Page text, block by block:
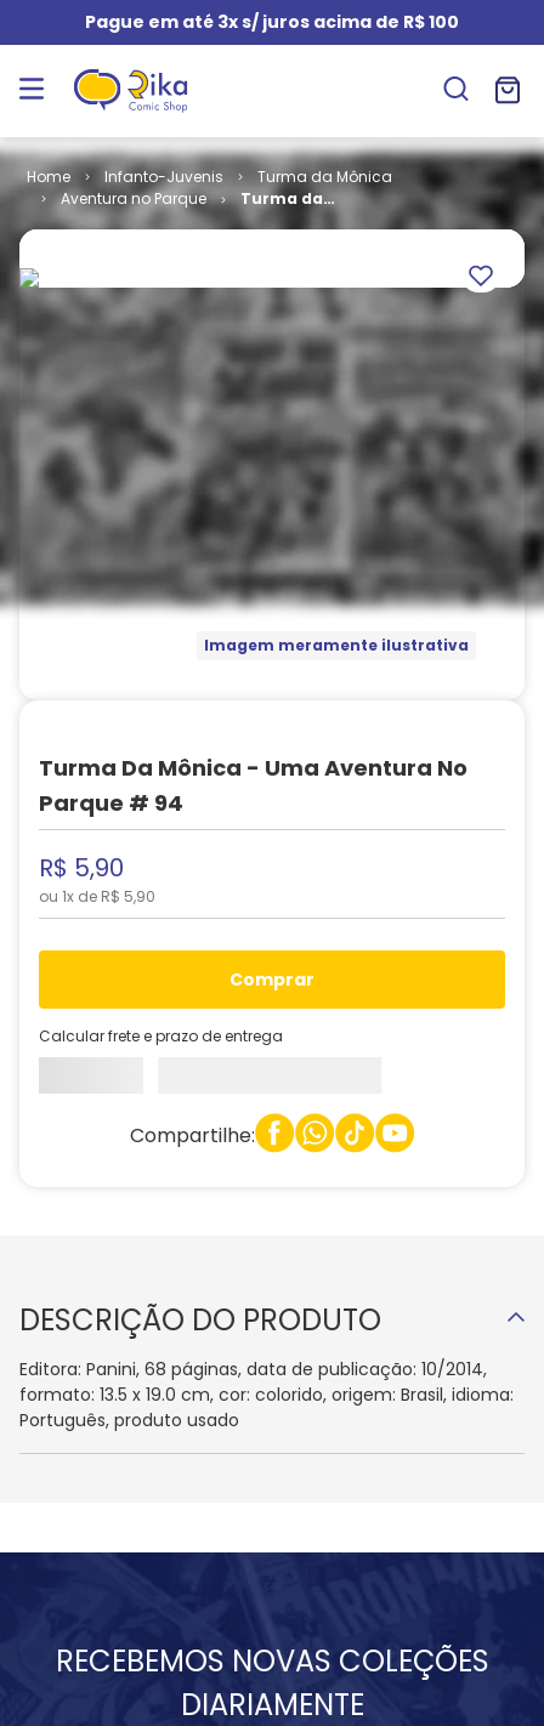
Pague em até 3x s/ juros acima de R$ 100
Infanto-Juvenis
Turma da Mônica
Aventura no Parque
Turma da
Mônica - Uma
Imagem meramente ilustrativa
Turma Da Mônica - Uma Aventura No
Parque # 94
R$ 5,90
ou 1x de R$ 5,90
comprar
Calcular frete e prazo de entrega
Compartilhe:
DESCRIÇÃO DO PRODUTO
Editora: Panini, 68 páginas, data de publicação: 10/2014,
formato: 13.5 x 19.0 cm, cor: colorido, origem: Brasil, idioma:
Português, produto usado
RECEBEMOS NOVAS COLEÇÕES
DIARIAMENTE